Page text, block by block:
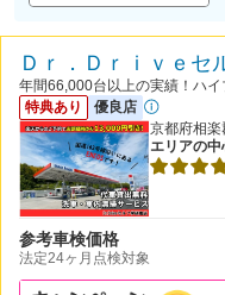
Ｄｒ．Ｄｒｉｖｅセ
年間66,000台以上の実績！ハイ
特典あり
優良店
京都府相楽
エリアの中
参考車検価格
法定24ヶ月点検対象